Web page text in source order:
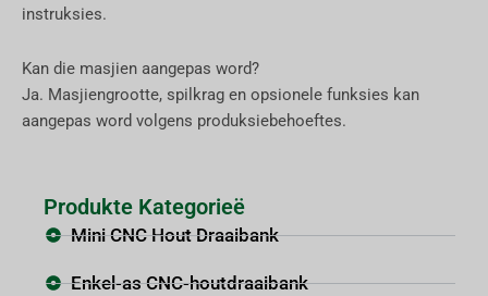
instruksies.
Kan die masjien aangepas word?
Ja. Masjiengrootte, spilkrag en opsionele funksies kan
aangepas word volgens produksiebehoeftes.
Produkte Kategorieë
Mini CNC Hout Draaibank
Enkel-as CNC-houtdraaibank